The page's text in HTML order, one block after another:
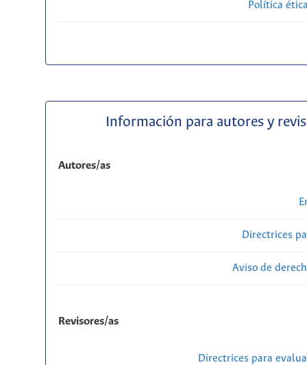
Política
Información para autores y
Autores/as
Directrices
Aviso de
Revisores/as
Directrices para